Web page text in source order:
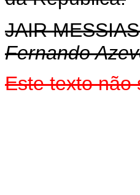
JAIR
Fernando
Este texto não